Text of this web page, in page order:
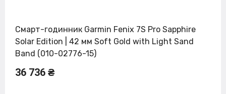
Смарт-годинник Garmin Fenix 7S Pro Sapphire
Solar Edition | 42 мм Soft Gold with Light Sand
Band (010-02776-15)
36 736 ₴